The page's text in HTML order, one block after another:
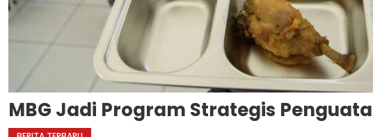
MBG Jadi Program Strategis